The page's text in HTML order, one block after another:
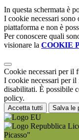
In questa schermata è
I cookie necessari
piattaforma e non è
Per conoscere quali
visionare la COOKIE
Cookie necessari per il
I cookie necessari per il
disabilitati. È possibile
policy.
Accetta tutti Salva le
Picasso"